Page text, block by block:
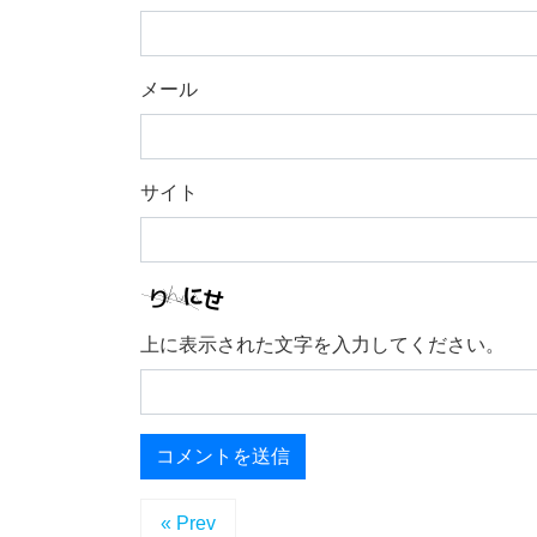
メール
サイト
上に表示された文字を入力してください。
« Prev